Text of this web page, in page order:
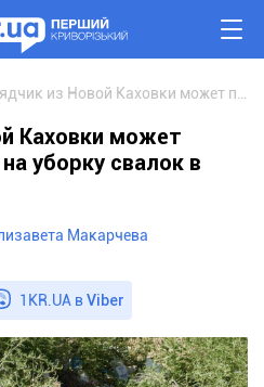
Каховки может
уборку свалок в
Макарчева
1KR.UA вViber